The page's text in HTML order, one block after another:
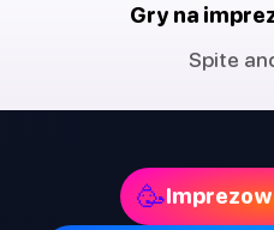
Gry na
Spite
🥳